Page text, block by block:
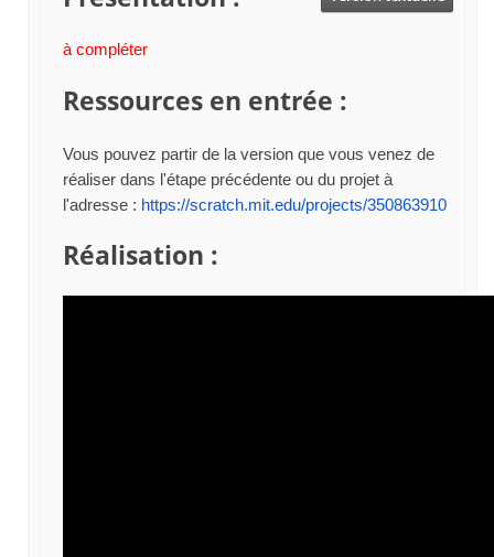
à compléter
Ressources en entrée :
Vous pouvez partir de la version que vous venez de
réaliser dans l'étape précédente ou du projet à
l'adresse : https://scratch.mit.edu/projects/350863910
Réalisation :